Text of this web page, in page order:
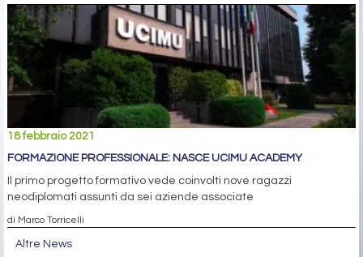
18 febbraio 2021
FORMAZIONE PROFESSIONALE: NASCE UCIMU ACADEMY
Il primo progetto formativo vede coinvolti nove ragazzi
neodiplomati assunti da sei aziende associate
di Marco Torricelli
Altre News